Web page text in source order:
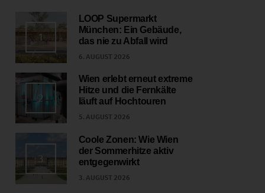
1
LOOP Supermarkt
München: Ein Gebäude,
das nie zu Abfall wird
6. AUGUST 2026
2
Wien erlebt erneut extreme
Hitze und die Fernkälte
läuft auf Hochtouren
5. AUGUST 2026
3
Coole Zonen: Wie Wien
der Sommerhitze aktiv
entgegenwirkt
3. AUGUST 2026